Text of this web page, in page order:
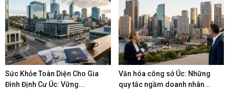
Sức Khỏe Toàn Diện Cho Gia
Đình Định Cư Úc: Vững...
Văn hóa công sở Úc: Những
quy tắc ngầm doanh nhân...